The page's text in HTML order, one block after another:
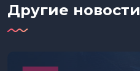
Другие новости